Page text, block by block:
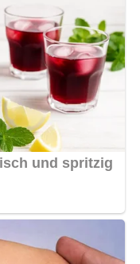
alsherzhafte
, besonders in
Soße
5)